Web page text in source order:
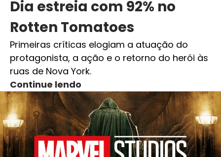
Dia estreia com 92% no
Rotten Tomatoes
Primeiras críticas elogiam a atuação do
protagonista, a ação e o retorno do herói às
ruas de Nova York.
Continue lendo